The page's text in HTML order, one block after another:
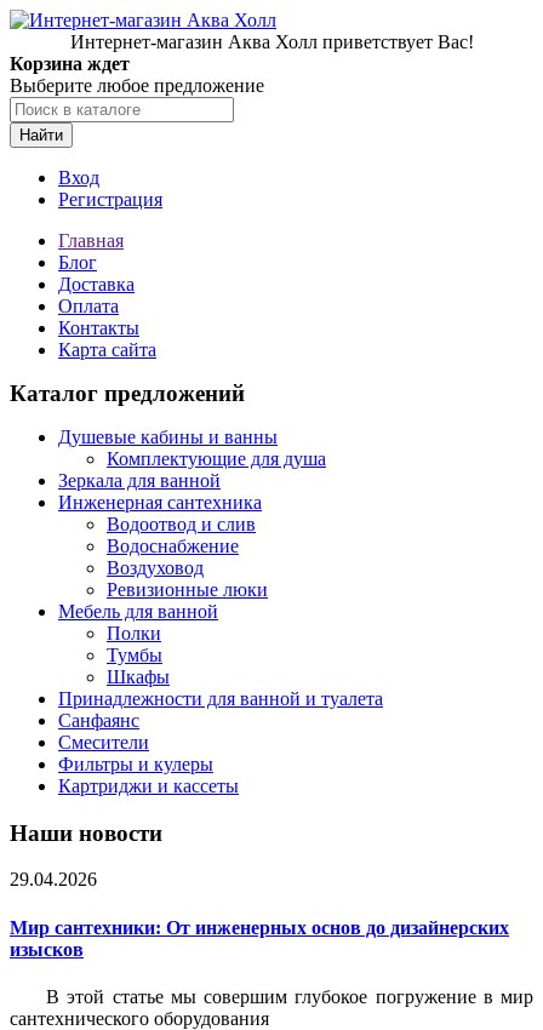
Интернет-магазин Аква Холл приветствует Вас!
Корзина ждет
Выберите любое предложение
Найти
Вход
Регистрация
Главная
Блог
Доставка
Оплата
Контакты
Карта сайта
Каталог предложений
Душевые кабины и ванны
Комплектующие для душа
Зеркала для ванной
Инженерная сантехника
Водоотвод и слив
Водоснабжение
Воздуховод
Ревизионные люки
Мебель для ванной
Полки
Тумбы
Шкафы
Принадлежности для ванной и туалета
Санфаянс
Смесители
Фильтры и кулеры
Картриджи и кассеты
Наши новости
29.04.2026
Мир сантехники: От инженерных основ до дизайнерских
изысков
В этой статье мы совершим глубокое погружение в мир
сантехнического оборудования